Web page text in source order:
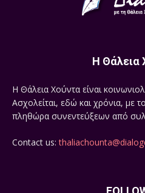
Η Θάλεια
Η Θάλεια Χούντα είναι
Ασχολείται, εδώ και χρόνια, με
πληθώρα συνεντεύξεων από
Contact us: